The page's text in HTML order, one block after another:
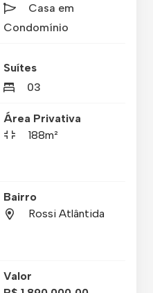
Casa em
Condomínio
Suítes
03
Área Privativa
188m²
Bairro
Rossi Atlântida
Valor